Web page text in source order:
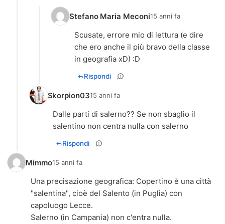
Stefano Maria Meconi15 anni fa
Scusate, errore mio di lettura (e dire
che ero anche il più bravo della classe
in geografia xD) :D
Rispondi
Skorpion0315 anni fa
Dalle parti di salerno?? Se non sbaglio il
salentino non centra nulla con salerno
Rispondi
Mimmo15 anni fa
Una precisazione geografica: Copertino è una città
"salentina", cioè del Salento (in Puglia) con
capoluogo Lecce.
Salerno (in Campania) non c'entra nulla.